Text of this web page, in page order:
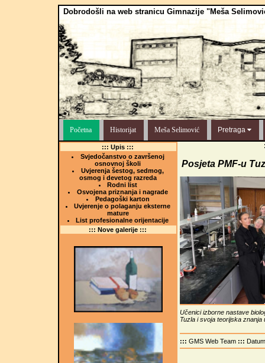
Dobrodošli na web stranicu Gimnazije "Meša
Početna Historijat Meša Selimović Pretraga
::: Upis :::
Svjedočanstvo o završenoj
osnovnoj školi
Uvjerenja šestog, sedmog,
osmog i devetog razreda
Rodni list
Osvojena priznanja i nagrade
Pedagoški karton
Uvjerenje o polaganju eksterne
mature
List profesionalne orijentacije
::: Nove galerije :::
Posjeta PMF-u
Učenici izborne nastave
Tuzla i svoja teorijska znanja
::: GMS Web Team :::